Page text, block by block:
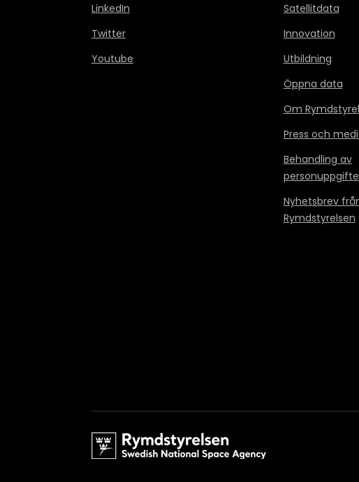
LinkedIn
Twitter
Youtube
Satellitdata
Innovation
Utbildning
Öppna data
Om
Press och
Behandling av
Nyhetsbrev
Rymdstyrelsen